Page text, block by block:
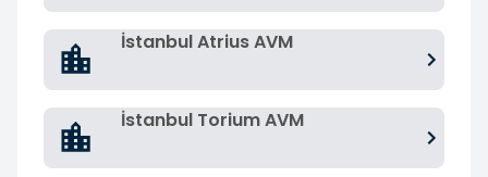
İstanbul Atrius AVM
İstanbul Torium AVM